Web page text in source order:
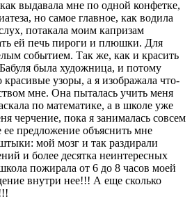
выдавала мне по одной конфетке,
но самое главное, как водила
потакала моим капризам
ей печь пироги и плюшки. Для
событием. Так же, как и красить
была художница, и потому
красивые узоры, а я изображала что-
мне. Она пыталась учить меня
по математике, а в школе уже
черчение, пока я занималась совсем
предложение объяснить мне
мой мозг и так раздирали
и более десятка неинтересных
пожирала от 6 до 8 часов моей
внутри нее!!! А еще сколько